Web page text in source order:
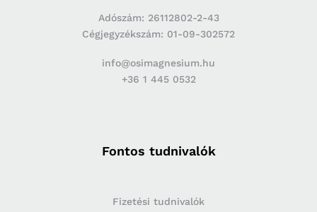
Adószám: 26112802-2-43
Cégjegyzékszám: 01-09-302572
info@osimagnesium.hu
+36 1 445 0532
Fontos tudnivalók
Fizetési tudnivalók